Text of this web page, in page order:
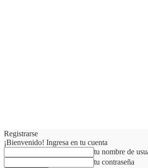
Registrarse
¡Bienvenido! Ingresa en tu cuenta
tu nombre de
tu contraseña